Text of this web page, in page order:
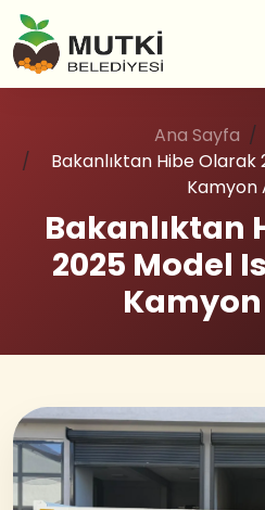
Ana Sayfa
Bakanlıktan Hibe Olarak
Kamyon
Bakanlıktan
2025 Model
Kamyon